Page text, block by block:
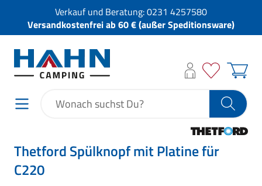
Verkauf und Beratung:0231 4257580
Versandkostenfrei ab 60 € (außer Speditionsware)
Thetford Spülknopf mit Platine für
C220